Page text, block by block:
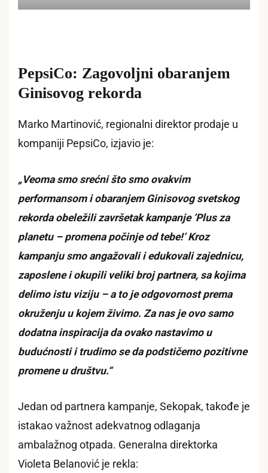
PepsiCo: Zagovoljni obaranjem
Ginisovog rekorda
Marko Martinović, regionalni direktor prodaje u
kompaniji PepsiCo, izjavio je:
„Veoma smo srećni što smo ovakvim
performansom i obaranjem Ginisovog svetskog
rekorda obeležili završetak kampanje ‘Plus za
planetu – promena počinje od tebe!’ Kroz
kampanju smo angažovali i edukovali zajednicu,
zaposlene i okupili veliki broj partnera, sa kojima
delimo istu viziju – a to je odgovornost prema
okruženju u kojem živimo. Za nas je ovo samo
dodatna inspiracija da ovako nastavimo u
budućnosti i trudimo se da podstičemo pozitivne
promene u društvu.“
Jedan od partnera kampanje, Sekopak, takođe je
istakao važnost adekvatnog odlaganja
ambalažnog otpada. Generalna direktorka
Violeta Belanović je rekla: